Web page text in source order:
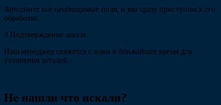
Заполните все необходимые поля, и мы сразу приступим к его
обработке.
3 Подтверждение заказа
Наш менеджер свяжется с вами в ближайшее время для
уточнения деталей.
Не нашли что искали?